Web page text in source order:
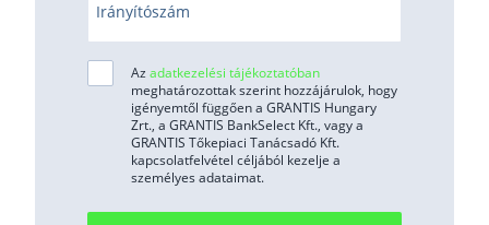
Irányítószám
Az adatkezelési tájékoztatóban
meghatározottak szerint hozzájárulok, hogy
igényemtől függően a GRANTIS Hungary
Zrt., a GRANTIS BankSelect Kft., vagy a
GRANTIS Tőkepiaci Tanácsadó Kft.
kapcsolatfelvétel céljából kezelje a
személyes adataimat.